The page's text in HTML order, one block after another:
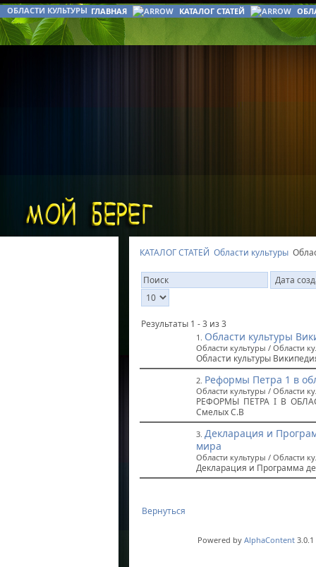
ГЛАВНАЯ КАТАЛОГ СТАТЕЙ
ОБЛАСТИ КУЛЬТУРЫ
КАТАЛОГ СТАТЕЙ Области культуры
Результаты 1 - 3 из 3
1. Области культуры
Области культуры / Области
Области культуры
2. Реформы Петра 1 в
Области культуры / Области
РЕФОРМЫ ПЕТРА I В
Смелых С.В
3. Декларация и
мира
Области культуры / Области
Декларация и Программа
Вернуться
Powered by AlphaContent3.0.1